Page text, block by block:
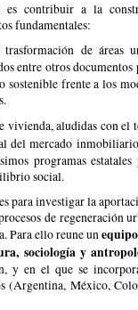
contribuir a la
fundamentales:
de áreas
entre otros
frente a los
vivienda, aludidas con
del mercado
programas
social.
para investigar la
de regeneración
Para ello reune unequipo
sociología y
y en el que se
(Argentina, México,